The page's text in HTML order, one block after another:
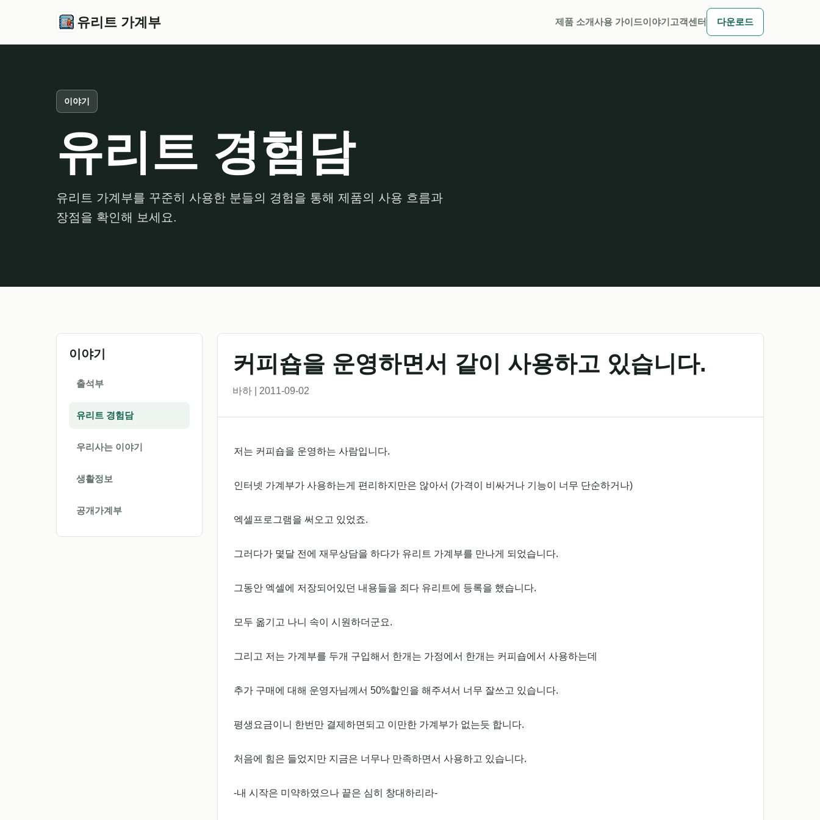
유리트 가계부 제품 소개사용 가이드이야기 고객센터 다운로드
이야기
유리트 경험담
유리트 가계부를 꾸준히 사용한 분들의 경험을 통해 제품의 사용 흐름과
장점을 확인해 보세요.
이야기
출석부
유리트 경험담
우리사는 이야기
생활정보
공개가계부
커피숍을 운영하면서 같이 사용하고 있습니다.
바하 | 2011-09-02
저는 커피숍을 운영하는 사람입니다.
인터넷 가계부가 사용하는게 편리하지만은 않아서 (가격이 비싸거나 기능이 너무 단순하거나)
엑셀프로그램을 써오고 있었죠.
그러다가 몇달 전에 재무상담을 하다가 유리트 가계부를 만나게 되었습니다.
그동안 엑셀에 저장되어있던 내용들을 죄다 유리트에 등록을 했습니다.
모두 옮기고 나니 속이 시원하더군요.
그리고 저는 가계부를 두개 구입해서 한개는 가정에서 한개는 커피숍에서 사용하는데
추가 구매에 대해 운영자님께서 50%할인을 해주셔서 너무 잘쓰고 있습니다.
평생요금이니 한번만 결제하면되고 이만한 가계부가 없는듯 합니다.
처음에 힘은 들었지만 지금은 너무나 만족하면서 사용하고 있습니다.
-내 시작은 미약하였으나 끝은 심히 창대하리라-